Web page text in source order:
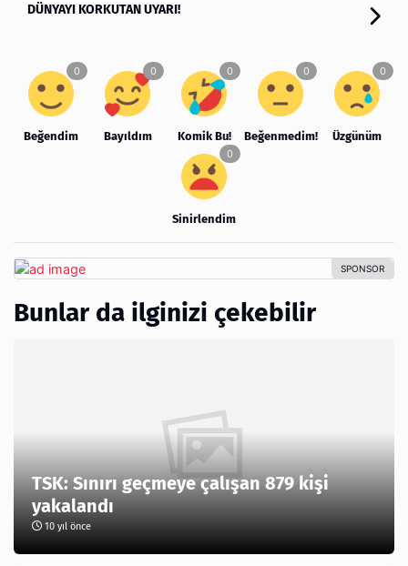
DÜNYAYI KORKUTAN UYARI!
Beğendim Bayıldım Komik Bu! Beğenmedim! Üzgünüm
Sinirlendim
Bunlar da ilginizi çekebilir
TSK: Sınırı geçmeye çalışan 879 kişi
yakalandı
10 yıl önce